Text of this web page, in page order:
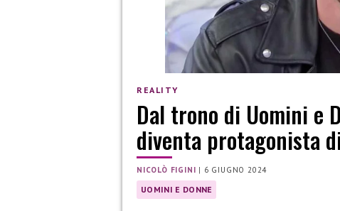
REALITY
Dal trono di Uomini e
diventa protagonista
NICOLÒ FIGINI | 6 GIUGNO 2024
UOMINI E DONNE